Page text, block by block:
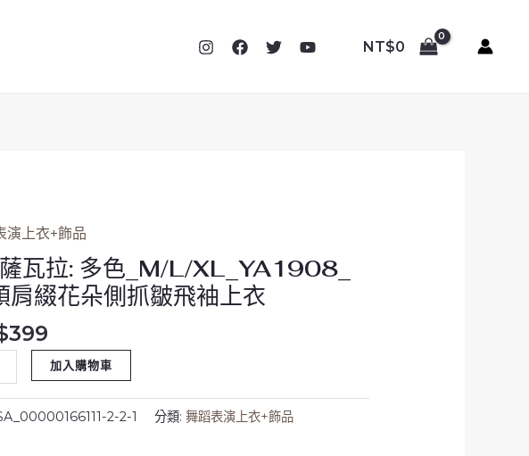
NT$0
演上衣+飾品
瓦拉: 多色_M/L/XL_YA1908_
肩綴花朵側抓皺飛袖上衣
399
XL_YA1908_
加入購物車
2-2-1 分類:舞蹈表演上衣+飾品